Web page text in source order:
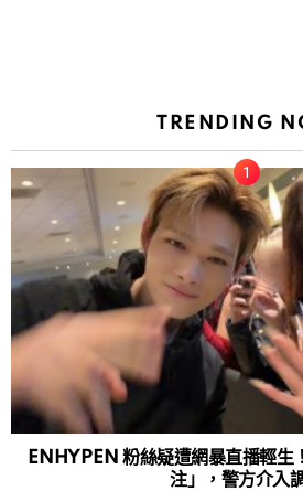
TRENDING
ENHYPEN 粉絲疑遭網暴直播輕
注」，警方介入